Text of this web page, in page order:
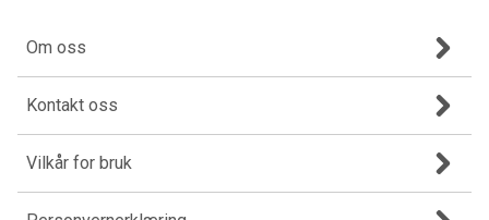
Om oss
Kontakt oss
Vilkår for bruk